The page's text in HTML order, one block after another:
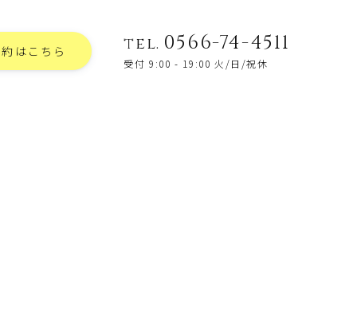
はこちら tel. 0566-74-4511
受付 9:00 - 19:00 火/日/祝休